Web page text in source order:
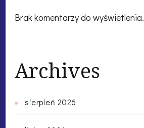
Brak komentarzy do wyświetlenia.
Archives
sierpień 2026